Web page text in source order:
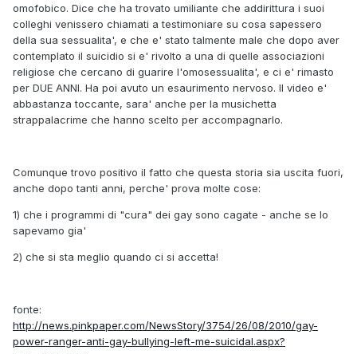
omofobico. Dice che ha trovato umiliante che addirittura i suoi
colleghi venissero chiamati a testimoniare su cosa sapessero
della sua sessualita', e che e' stato talmente male che dopo aver
contemplato il suicidio si e' rivolto a una di quelle associazioni
religiose che cercano di guarire l'omosessualita', e ci e' rimasto
per DUE ANNI. Ha poi avuto un esaurimento nervoso. Il video e'
abbastanza toccante, sara' anche per la musichetta
strappalacrime che hanno scelto per accompagnarlo.
Comunque trovo positivo il fatto che questa storia sia uscita fuori,
anche dopo tanti anni, perche' prova molte cose:
1) che i programmi di "cura" dei gay sono cagate - anche se lo
sapevamo gia'
2) che si sta meglio quando ci si accetta!
fonte:
http://news.pinkpaper.com/NewsStory/3754/26/08/2010/gay-
power-ranger-anti-gay-bullying-left-me-suicidal.aspx?